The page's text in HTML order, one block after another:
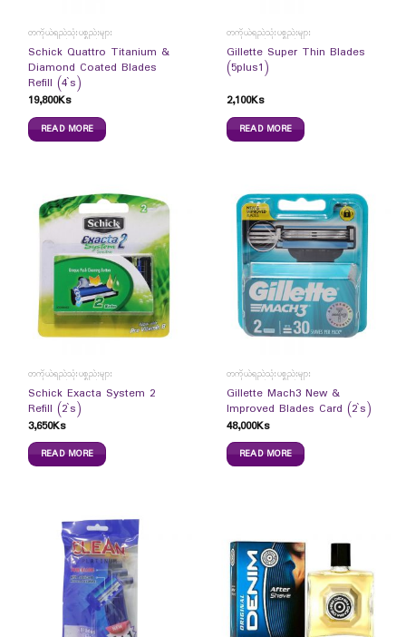
တကိုယ်ရည်သုံးပစ္စည်းများ
Schick Quattro Titanium &
Diamond Coated Blades
Refill (4`s)
19,800Ks
READ MORE
တကိုယ်ရည်သုံးပစ္စည်းများ
Gillette Super Thin Blades
(5plus1)
2,100Ks
READ MORE
တကိုယ်ရည်သုံးပစ္စည်းများ
Schick Exacta System 2
Refill (2`s)
3,650Ks
READ MORE
တကိုယ်ရည်သုံးပစ္စည်းများ
Gillette Mach3 New &
Improved Blades Card (2`s)
48,000Ks
READ MORE